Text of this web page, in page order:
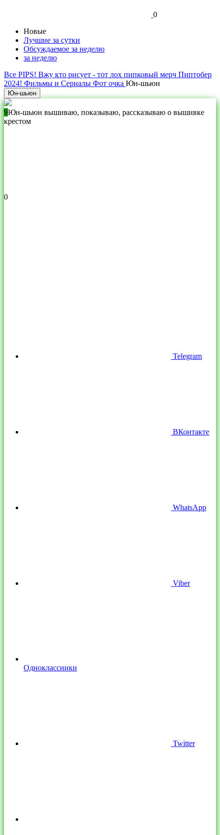
0
Новые
Лучшие за сутки
Обсуждаемое за неделю
за неделю
Все PIPS! Вжу кто рисует - тот лох пипковый мерч Пиптобер
2024! Фильмы и Сериалы Фот очка Юн-шьюн
Юн-шьюн
9Юн-шьюн вышиваю, показываю, рассказываю о вышивке
крестом
0
Telegram
ВКонтакте
WhatsApp
Viber
Одноклассники
Twitter